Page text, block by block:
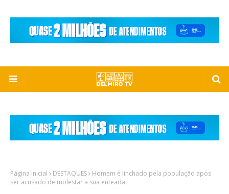
Página inicial DESTAQUES
Homem é linchado pela população após
ser acusado de molestar a sua enteada